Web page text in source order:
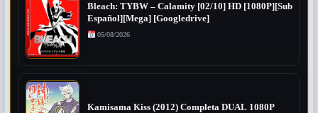
Bleach: TYBW – Calamity [02/10] HD [1080P][Sub
Español][Mega] [Googledrive]
05/08/2026
Kamisama Kiss (2012) Completa DUAL 1080P